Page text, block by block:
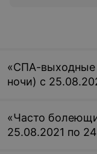
«СПА-выходные
ночи) с
«Часто
25.08.2021 по